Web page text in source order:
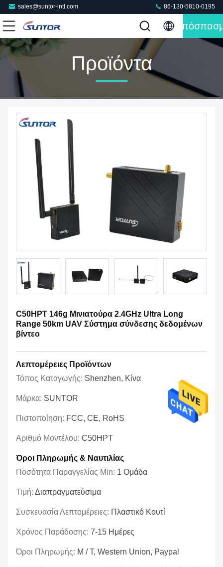
sales@suntor-intl.com 86-130-5810-0195
Προϊόντα
C50HPT 146g Μινιατούρα 2.4GHz Ultra Long
Range 50km UAV Σύστημα σύνδεσης δεδομένων
βίντεο
Λεπτομέρειες Προϊόντων
Τόπος Καταγωγής: Shenzhen, Κίνα
Μάρκα: SUNTOR
Πιστοποίηση: FCC, CE, RoHS
Αριθμό Μοντέλου: C50HPT
Όροι Πληρωμής & Ναυτιλίας
Ποσότητα Παραγγελίας Min: 1 Ομάδα
Τιμή: Διαπραγματεύσιμα
Συσκευασία Λεπτομέρειες: Πλαστικό Κουτί
Χρόνος Παράδοσης: 7-15 Ημέρες
Όροι Πληρωμής: Μ / Τ, Western Union, Paypal